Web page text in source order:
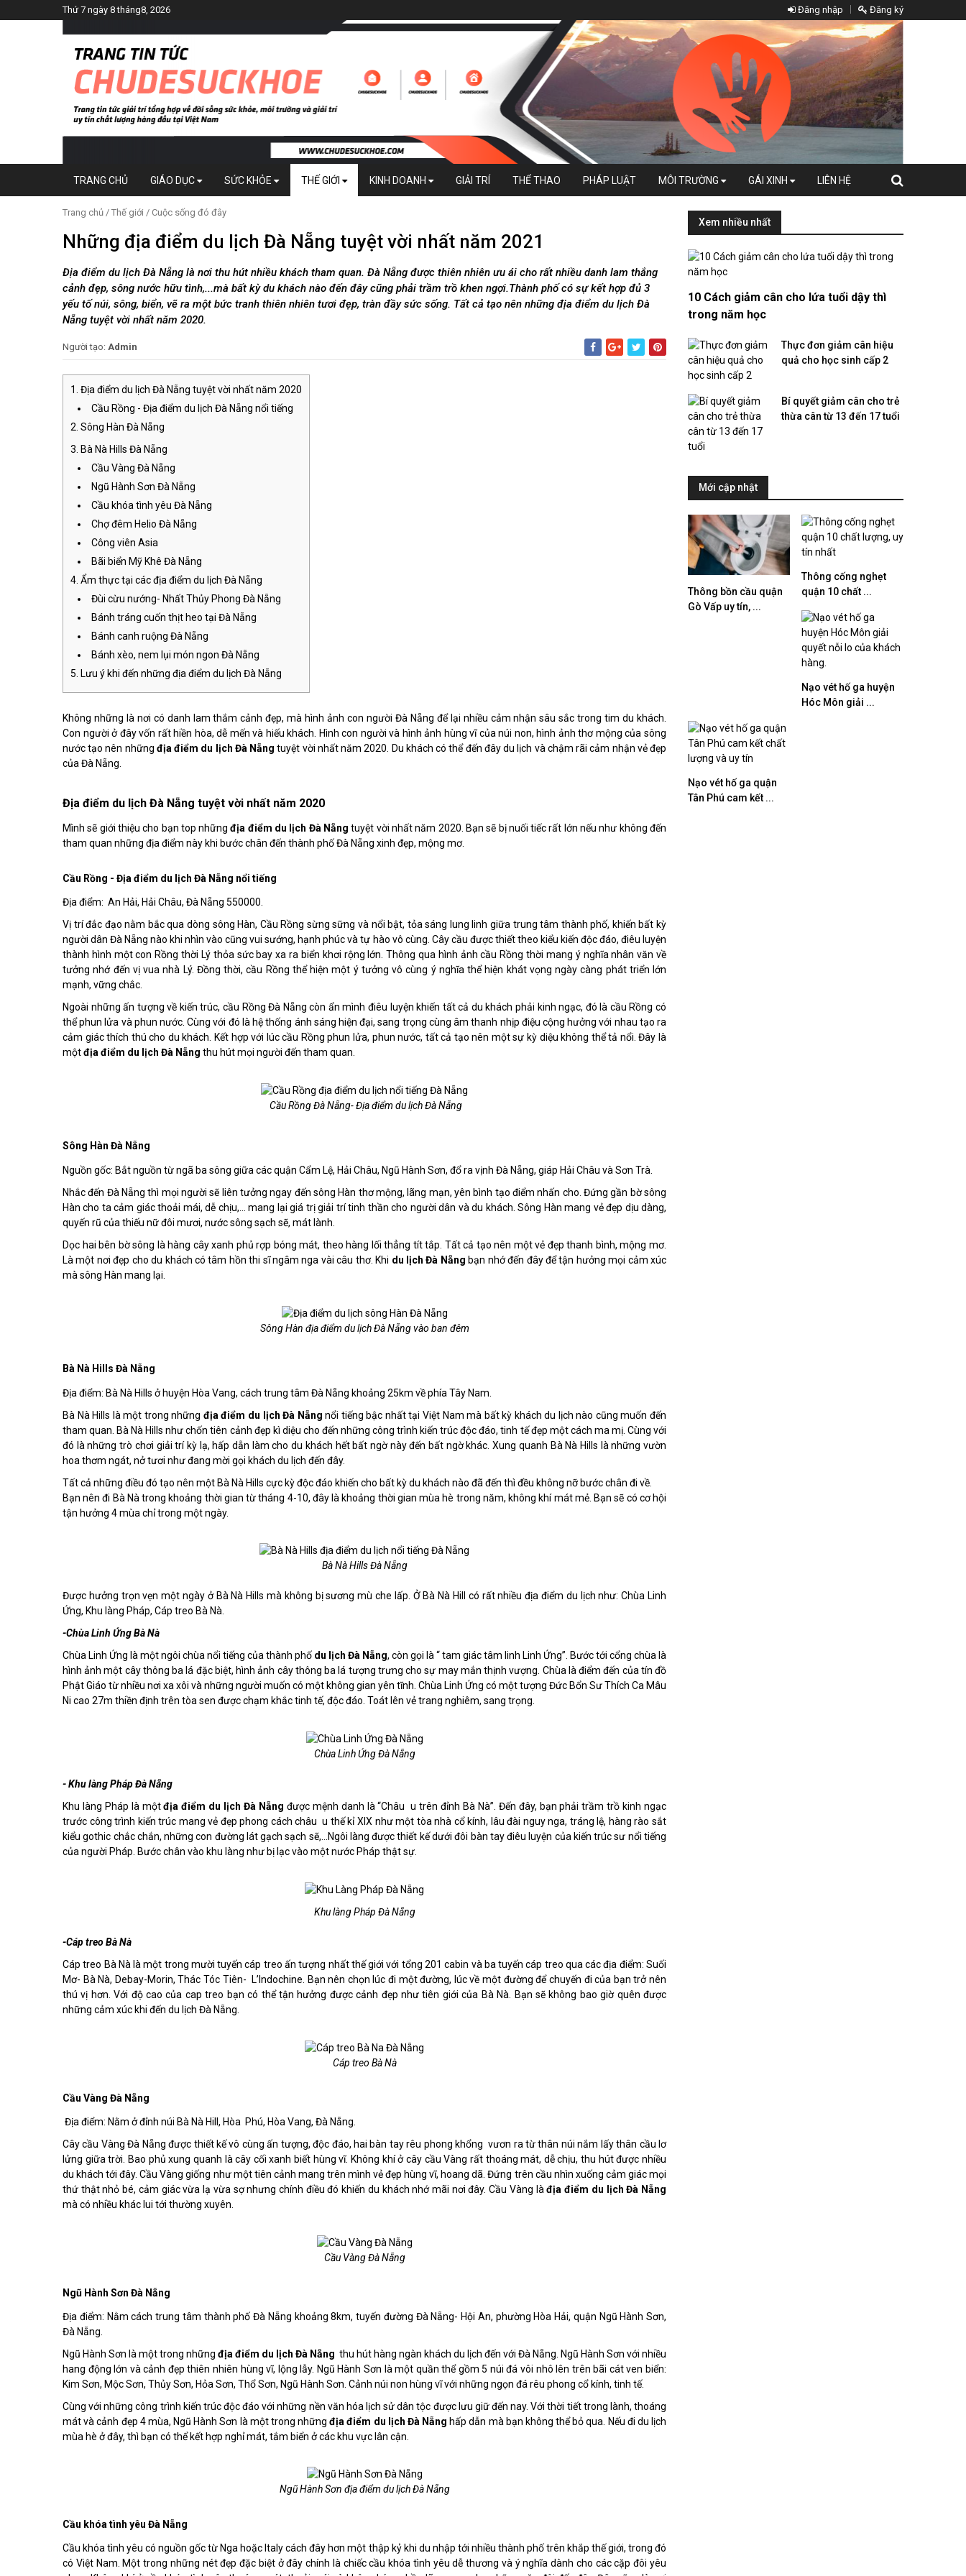
Thứ 7 ngày 8 tháng8, 2026 Đăng nhập Đăng ký
TRANG CHỦ GIÁO DỤC SỨC KHỎE THẾ GIỚI KINH DOANH GIẢI TRÍ THỂ THAO PHÁP LUẬT MÔI TRƯỜNG GÁI XINH LIÊN HỆ
Trang chủ / Thế giới / Cuộc sống đó đây
Những địa điểm du lịch Đà Nẵng tuyệt vời nhất năm 2021
Địa điểm du lịch Đà Nẵng là nơi thu hút nhiều khách tham quan. Đà Nẵng được thiên nhiên ưu ái cho rất nhiều danh lam thắng
cảnh đẹp, sông nước hữu tình,...mà bất kỳ du khách nào đến đây cũng phải trầm trồ khen ngợi.Thành phố có sự kết hợp đủ 3
yếu tố núi, sông, biển, vẽ ra một bức tranh thiên nhiên tươi đẹp, tràn đầy sức sống. Tất cả tạo nên những địa điểm du lịch Đà
Nẵng tuyệt vời nhất năm 2020.
Người tạo: Admin
Địa điểm du lịch Đà Nẵng tuyệt vời nhất năm 2020
Cầu Rồng - Địa điểm du lịch Đà Nẵng nổi tiếng
Sông Hàn Đà Nẵng
Bà Nà Hills Đà Nẵng
Cầu Vàng Đà Nẵng
Ngũ Hành Sơn Đà Nẵng
Cầu khóa tình yêu Đà Nẵng
Chợ đêm Helio Đà Nẵng
Công viên Asia
Bãi biển Mỹ Khê Đà Nẵng
Ẩm thực tại các địa điểm du lịch Đà Nẵng
Đùi cừu nướng- Nhất Thủy Phong Đà Nẵng
Bánh tráng cuốn thịt heo tại Đà Nẵng
Bánh canh ruộng Đà Nẵng
Bánh xèo, nem lụi món ngon Đà Nẵng
Lưu ý khi đến những địa điểm du lịch Đà Nẵng
Không những là nơi có danh lam thắm cảnh đẹp, mà hình ảnh con người Đà Nẵng để lại nhiều cảm nhận sâu sắc trong tim du khách.
Con người ở đây vốn rất hiền hòa, dễ mến và hiếu khách. Hình con người và hình ảnh hùng vĩ của núi non, hình ảnh thơ mộng của sông
nước tạo nên những địa điểm du lịch Đà Nẵngtuyệt vời nhất năm 2020. Du khách có thể đến đây du lịch và chậm rãi cảm nhận vẻ đẹp
của Đà Nẵng.
Địa điểm du lịch Đà Nẵng tuyệt vời nhất năm 2020
Mình sẽ giới thiệu cho bạn top nhữngđịa điểm du lịch Đà Nẵngtuyệt vời nhất năm 2020. Bạn sẽ bị nuối tiếc rất lớn nếu như không đến
tham quan những địa điểm này khi bước chân đến thành phố Đà Nẵng xinh đẹp, mộng mơ.
Cầu Rồng - Địa điểm du lịch Đà Nẵng nổi tiếng
Địa điểm: An Hải, Hải Châu, Đà Nẵng 550000.
Vị trí đắc đạo nằm bắc qua dòng sông Hàn, Cầu Rồng sừng sững và nổi bật, tỏa sáng lung linh giữa trung tâm thành phố, khiến bất kỳ
người dân Đà Nẵng nào khi nhìn vào cũng vui sướng, hạnh phúc và tự hào vô cùng. Cây cầu được thiết theo kiểu kiến độc đáo, điêu luyện
thành hình một con Rồng thời Lý thỏa sức bay xa ra biển khơi rộng lớn. Thông qua hình ảnh cầu Rồng thời mang ý nghĩa nhân văn về
tưởng nhớ đến vị vua nhà Lý. Đồng thời, cầu Rồng thể hiện một ý tưởng vô cùng ý nghĩa thể hiện khát vọng ngày càng phát triển lớn
mạnh, vững chắc.
Ngoài những ấn tượng về kiến trúc, cầu Rồng Đà Nẵng còn ẩn mình điêu luyện khiến tất cả du khách phải kinh ngạc, đó là cầu Rồng có
thể phun lửa và phun nước. Cùng với đó là hệ thống ánh sáng hiện đại, sang trọng cùng âm thanh nhịp điệu cộng hưởng với nhau tạo ra
cảm giác thích thú cho du khách. Kết hợp với lúc cầu Rồng phun lửa, phun nước, tất cả tạo nên một sự kỳ diệu không thể tả nổi. Đây là
mộtđịa điểm du lịch Đà Nẵng thu hút mọi người đến tham quan.
Cầu Rồng Đà Nẵng- Địa điểm du lịch Đà Nẵng
Sông Hàn Đà Nẵng
Nguồn gốc: Bắt nguồn từ ngã ba sông giữa các quận Cẩm Lệ, Hải Châu, Ngũ Hành Sơn, đổ ra vịnh Đà Nẵng, giáp Hải Châu và Sơn Trà.
Nhắc đến Đà Nẵng thì mọi người sẽ liên tưởng ngay đến sông Hàn thơ mộng, lãng mạn, yên bình tạo điểm nhấn cho. Đứng gần bờ sông
Hàn cho ta cảm giác thoải mái, dễ chịu,... mang lại giá trị giải trí tinh thần cho người dân và du khách. Sông Hàn mang vẻ đẹp dịu dàng,
quyến rũ của thiếu nữ đôi mươi, nước sông sạch sẽ, mát lành.
Dọc hai bên bờ sông là hàng cây xanh phủ rợp bóng mát, theo hàng lối thẳng tít tắp. Tất cả tạo nên một vẻ đẹp thanh bình, mộng mơ.
Là một nơi đẹp cho du khách có tâm hồn thi sĩ ngâm nga vài câu thơ. Khi du lịch Đà Nẵng bạn nhớ đến đây để tận hưởng mọi cảm xúc
mà sông Hàn mang lại.
Sông Hàn địa điểm du lịch Đà Nẵng vào ban đêm
Bà Nà Hills Đà Nẵng
Địa điểm: Bà Nà Hills ở huyện Hòa Vang, cách trung tâm Đà Nẵng khoảng 25km về phía Tây Nam.
Bà Nà Hills là một trong những địa điểm du lịch Đà Nẵng nổi tiếng bậc nhất tại Việt Nam mà bất kỳ khách du lịch nào cũng muốn đến
tham quan. Bà Nà Hills như chốn tiên cảnh đẹp kì diệu cho đến những công trình kiến trúc độc đáo, tinh tế đẹp một cách ma mị. Cùng với
đó là những trò chơi giải trí kỳ lạ, hấp dẫn làm cho du khách hết bất ngờ này đến bất ngờ khác. Xung quanh Bà Nà Hills là những vườn
hoa thơm ngát, nở tươi như đang mời gọi khách du lịch đến đây.
Tất cả những điều đó tạo nên một Bà Nà Hills cực kỳ độc đáo khiến cho bất kỳ du khách nào đã đến thì đều không nỡ bước chân đi về.
Bạn nên đi Bà Nà trong khoảng thời gian từ tháng 4-10, đây là khoảng thời gian mùa hè trong năm, không khí mát mẻ. Bạn sẽ có cơ hội
tận hưởng 4 mùa chỉ trong một ngày.
Bà Nà Hills Đà Nẵng
Được hưởng trọn vẹn một ngày ở Bà Nà Hills mà không bị sương mù che lấp. Ở Bà Nà Hill có rất nhiều địa điểm du lịch như: Chùa Linh
Ứng, Khu làng Pháp, Cáp treo Bà Nà.
-Chùa Linh Ứng Bà Nà
Chùa Linh Ứng là một ngôi chùa nổi tiếng của thành phố du lịch Đà Nẵng, còn gọi là “ tam giác tâm linh Linh Ứng”. Bước tới cổng chùa là
hình ảnh một cây thông ba lá đặc biệt, hình ảnh cây thông ba lá tượng trưng cho sự may mắn thịnh vượng. Chùa là điểm đến của tín đồ
Phật Giáo từ nhiều nơi xa xôi và những người muốn có một không gian yên tĩnh. Chùa Linh Ứng có một tượng Đức Bổn Sư Thích Ca Mâu
Ni cao 27m thiền định trên tòa sen được chạm khắc tinh tế, độc đáo. Toát lên vẻ trang nghiêm, sang trọng.
Chùa Linh Ứng Đà Nẵng
- Khu làng Pháp Đà Nẵng
Khu làng Pháp là mộtđịa điểm du lịch Đà Nẵng được mệnh danh là “Châu u trên đỉnh Bà Nà”. Đến đây, bạn phải trầm trồ kinh ngạc
trước công trình kiến trúc mang vẻ đẹp phong cách châu u thế kỉ XIX như một tòa nhà cổ kính, lâu đài nguy nga, tráng lệ, hàng rào sắt
kiểu gothic chắc chắn, những con đường lát gạch sạch sẽ,...Ngôi làng được thiết kế dưới đôi bàn tay điêu luyện của kiến trúc sư nổi tiếng
của người Pháp. Bước chân vào khu làng như bị lạc vào một nước Pháp thật sự.
Khu làng Pháp Đà Nẵng
-Cáp treo Bà Nà
Cáp treo Bà Nà là một trong mười tuyến cáp treo ấn tượng nhất thế giới với tổng 201 cabin và ba tuyến cáp treo qua các địa điểm: Suối
Mơ- Bà Nà, Debay-Morin, Thác Tóc Tiên- L’Indochine. Bạn nên chọn lúc đi một đường, lúc về một đường để chuyến đi của bạn trở nên
thú vị hơn. Với độ cao của cap treo bạn có thể tận hưởng được cảnh đẹp như tiên giới của Bà Nà. Bạn sẽ không bao giờ quên được
những cảm xúc khi đến du lịch Đà Nẵng.
Cáp treo Bà Nà
Cầu Vàng Đà Nẵng
Địa điểm: Nằm ở đỉnh núi Bà Nà Hill, Hòa Phú, Hòa Vang, Đà Nẵng.
Cây cầu Vàng Đà Nẵng được thiết kế vô cùng ấn tượng, độc đáo, hai bàn tay rêu phong khổng vươn ra từ thân núi nắm lấy thân cầu lơ
lửng giữa trời. Bao phủ xung quanh là cây cối xanh biết hùng vĩ. Không khí ở cây cầu Vàng rất thoáng mát, dễ chịu, thu hút được nhiều
du khách tới đây. Cầu Vàng giống như một tiên cảnh mang trên mình vẻ đẹp hùng vĩ, hoang dã. Đứng trên cầu nhìn xuống cảm giác mọi
thứ thật nhỏ bé, cảm giác vừa lạ vừa sợ nhưng chính điều đó khiến du khách nhớ mãi nơi đây. Cầu Vàng là địa điểm du lịch Đà Nẵng
mà có nhiều khác lui tới thường xuyên.
Cầu Vàng Đà Nẵng
Ngũ Hành Sơn Đà Nẵng
Địa điểm: Nằm cách trung tâm thành phố Đà Nẵng khoảng 8km, tuyến đường Đà Nẵng- Hội An, phường Hòa Hải, quận Ngũ Hành Sơn,
Đà Nẵng.
Ngũ Hành Sơn là một trong những địa điểm du lịch Đà Nẵng thu hút hàng ngàn khách du lịch đến với Đà Nẵng. Ngũ Hành Sơn với nhiều
hang động lớn và cảnh đẹp thiên nhiên hùng vĩ, lộng lẫy. Ngũ Hành Sơn là một quần thể gồm 5 núi đá vôi nhô lên trên bãi cát ven biển:
Kim Sơn, Mộc Sơn, Thủy Sơn, Hỏa Sơn, Thổ Sơn, Ngũ Hành Sơn. Cảnh núi non hùng vĩ với những ngọn đá rêu phong cổ kính, tinh tế.
Cùng với những công trình kiến trúc độc đáo với những nền văn hóa lịch sử dân tộc được lưu giữ đến nay. Với thời tiết trong lành, thoáng
mát và cảnh đẹp 4 mùa, Ngũ Hành Sơn là một trong những địa điểm du lịch Đà Nẵng hấp dẫn mà bạn không thể bỏ qua. Nếu đi du lịch
mùa hè ở đây, thì bạn có thể kết hợp nghỉ mát, tắm biển ở các khu vực lân cận.
Ngũ Hành Sơn địa điểm du lịch Đà Nẵng
Cầu khóa tình yêu Đà Nẵng
Cầu khóa tình yêu có nguồn gốc từ Nga hoặc Italy cách đây hơn một thập kỷ khi du nhập tới nhiều thành phố trên khắp thế giới, trong đó
có Việt Nam. Một trong những nét đẹp đặc biệt ở đây chính là chiếc cầu khóa tình yêu dễ thương và ý nghĩa dành cho các cặp đôi yêu
Xem nhiều nhất
10 Cách giảm cân cho lứa tuổi dậy thì
trong năm học
Thực đơn giảm cân hiệu
quả cho học sinh cấp 2
Bí quyết giảm cân cho trẻ
thừa cân từ 13 đến 17 tuổi
Mới cập nhật
Thông bồn cầu quận
Gò Vấp uy tín, ...
Thông cống nghẹt
quận 10 chất ...
Nạo vét hố ga huyện
Hóc Môn giải ...
Nạo vét hố ga quận
Tân Phú cam kết ...